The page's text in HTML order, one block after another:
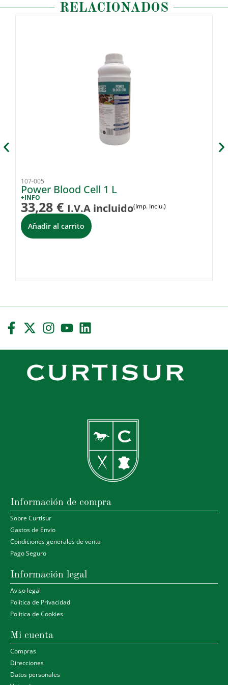
RELACIONADOS
107-005
Power Blood Cell 1 L
+INFO
33,28 € I.V.A incluido(Imp. Inclu.)
Añadir al carrito
Información de compra
Sobre Curtisur
Gastos de Envio
Condiciones generales de venta
Pago Seguro
Información legal
Aviso legal
Política de Privacidad
Política de Cookies
Mi cuenta
Compras
Direcciones
Datos personales